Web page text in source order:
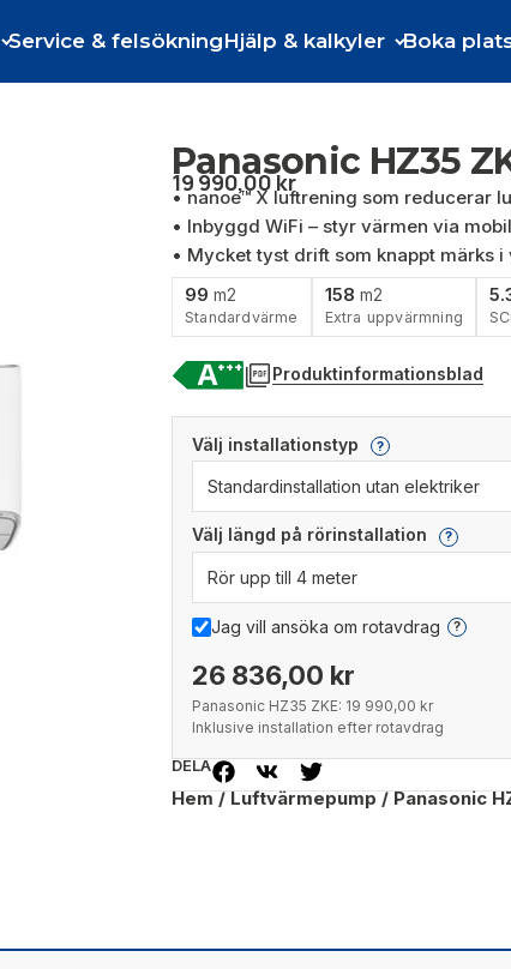
Service & felsökningHjälp & kalkyler Boka
Panasonic HZ35
19 990,00kr
• nanoe™ X luftrening som reducerar
• Inbyggd WiFi – styr värmen via
• Mycket tyst drift som knappt märks i
99 m2
Standardvärme
158 m2
Extra uppvärmning
Produktinformationsblad
Välj installationstyp ?
Välj längd på rörinstallation ?
Jag vill ansöka om rotavdrag ?
26 836,00 kr
Panasonic HZ35 ZKE: 19 990,00 kr
Inklusive installation efter rotavdrag
DELA
Hem/Luftvärmepump/ Panasonic